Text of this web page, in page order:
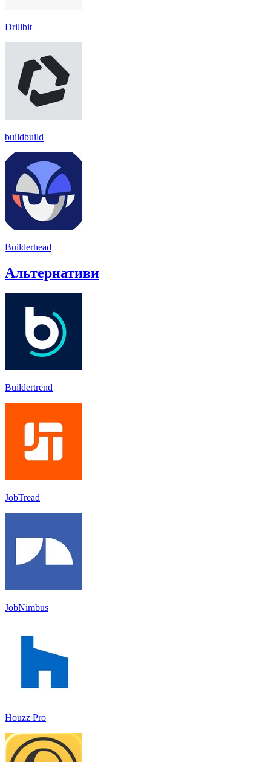
Drillbit
buildbuild
Builderhead
Альтернативи
Buildertrend
JobTread
JobNimbus
Houzz Pro